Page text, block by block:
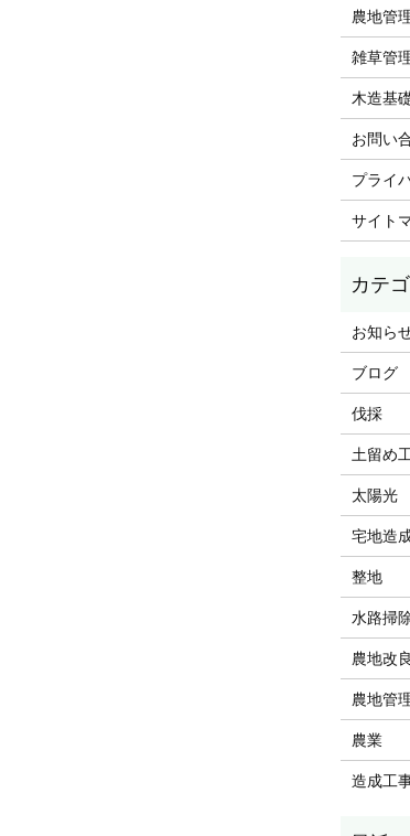
農地管
雑草管
木造基
お問い
プライ
サイト
お知ら
ブログ
伐採
土留め
太陽光
宅地造
整地
水路掃
農地改良
農地管
農業
造成工